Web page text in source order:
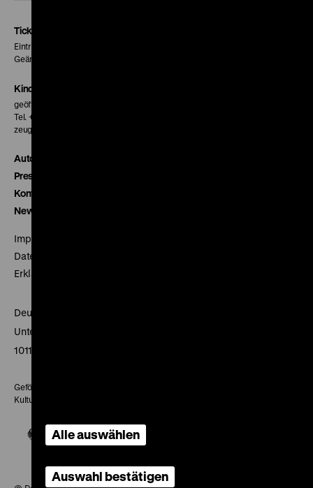
Tickets
Eintritt 5 €
Geänderte Preise sind im Programm vermerkt.
Kinokasse
geöffnet 30 Minuten vor Beginn der ersten Vorstellung
Tel. + 49 30 20304-770
zeughauskino@dhm.de
Autor*innen
Presse
Kontakt
Newsletter
Impressum
Datenschutz
Erklärung digitale Barrierefreiheit
Deutsches Historisches Museum
Unter den Linden 2
10117 Berlin
Gefördert mit Mitteln des Beauftragten der Bundesregierung für
Kultur und Medien
Alle auswählen
Auswahl bestätigen